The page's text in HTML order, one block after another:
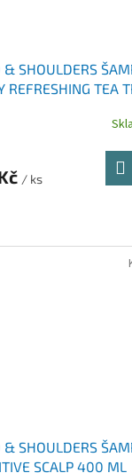
& SHOULDERS
REFRESHING TEA
/ ks
& SHOULDERS
SCALP 400 ML